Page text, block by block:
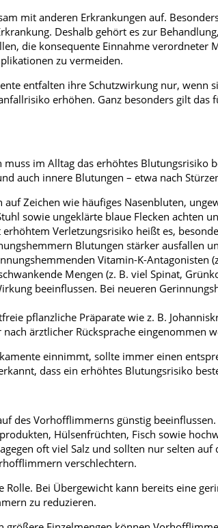
mit anderen Erkrankungen auf.
Deshalb gehört es zur
die konsequente Einnahme
zu vermeiden.
entfalten ihre Schutzwirkung nur, wenn
erhöhen. Ganz besonders gilt das
im Alltag das erhöhtes Blutungsrisiko
auch innere Blutungen – etwa nach
auf Zeichen wie häufiges Nasenbluten,
sowie ungeklärte blaue Flecken achten
Verletzungsrisiko heißt es,
Blutungen stärker ausfallen
Vitamin-K-Antagonisten
Mengen (z. B. viel Spinat,
beeinflussen. Bei neueren
pflanzliche Präparate wie z. B.
ärztlicher Rücksprache eingenommen
einnimmt, sollte immer einen
dass ein erhöhtes Blutungsrisiko
des Vorhofflimmerns günstig
Hülsenfrüchten, Fisch sowie
oft viel Salz und sollten nur selten auf
verschlechtern.
Bei Übergewicht kann bereits eine
zu reduzieren.